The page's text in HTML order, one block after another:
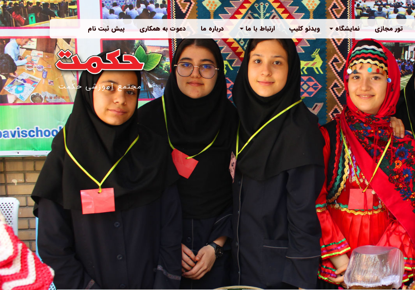
مجتمع آموزشی حکمت
تور مجازی نمایشگاه ویدئو کلیپ ارتباط با ما درباره ما دعوت به همکاری پیش ثبت نام